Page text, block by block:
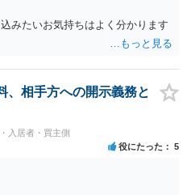
みたいお気持ちはよく分かります
、相手方への開示義務と
入居者・買主側
役にたった 5